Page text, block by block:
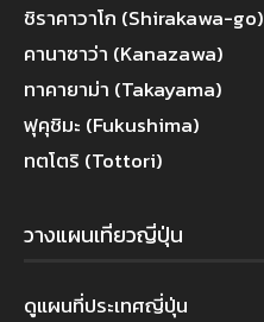
ชิราคาวาโก (Shirakawa-go)
คานาซาว่า (Kanazawa)
ทาคายาม่า (Takayama)
ฟุคุชิมะ (Fukushima)
ทตโตริ (Tottori)
วางแผนเที่ยวญี่ปุ่น
ดูแผนที่ประเทศญี่ปุ่น